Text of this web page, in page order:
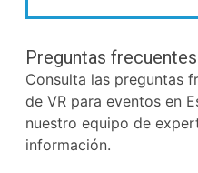
Preguntas frecuentes
Consulta las preguntas
de VR para eventos en
nuestro equipo de
información.